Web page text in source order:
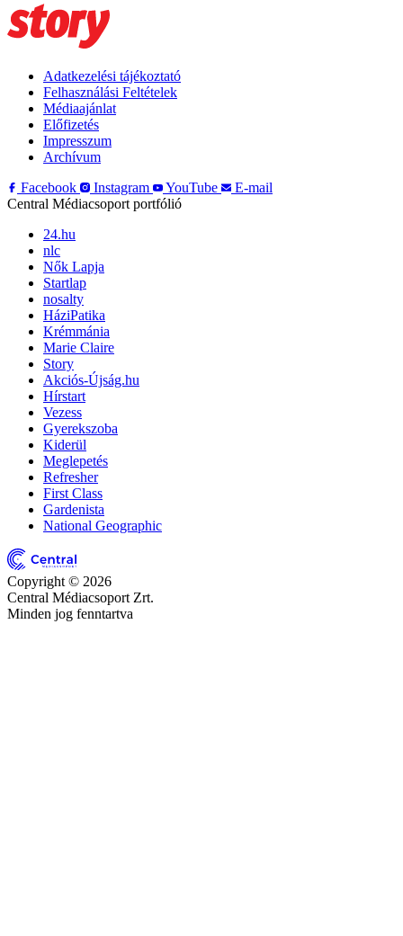
Adatkezelési tájékoztató
Felhasználási Feltételek
Médiaajánlat
Előfizetés
Impresszum
Archívum
Facebook
Instagram YouTube
E-mail
Central Médiacsoport portfólió
24.hu
nlc
Nők Lapja
Startlap
nosalty
HáziPatika
Krémmánia
Marie Claire
Story
Akciós-Újság.hu
Hírstart
Vezess
Gyerekszoba
Kiderül
Meglepetés
Refresher
First Class
Gardenista
National Geographic
Copyright © 2026
Central Médiacsoport Zrt.
Minden jog fenntartva